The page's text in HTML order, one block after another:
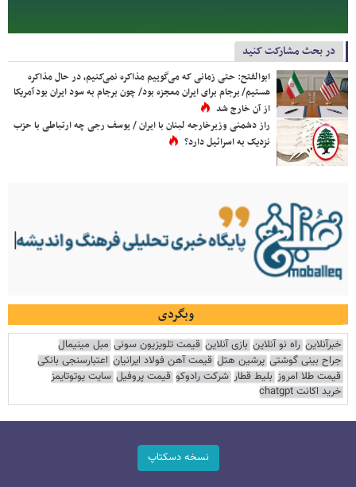
در بحث مشارکت کنید
ابوالفتح: حتی زمانی که می‌گوییم مذاکره نمی‌کنیم، در حال مذاکره
هستیم/ برجام برای ایران معجزه بود/ چون برجام به سود ایران بود آمریکا
از آن خارج شد
راز دشمنی وزیرخارجه لبنان با ایران / یوسف رجی چه ارتباطی با حزب
نزدیک به اسرائیل دارد؟
وبگردی
خبرآنلاین راه نو آنلاین بازی آنلاین قیمت تلویزیون سونی مبل مینیمال
جراح بینی گوشتی پرشین هتل قیمت آهن فولاد ایرانیان اعتبارسنجی بانکی
قیمت طلا امروز بلیط قطار شرکت رادوکو قیمت پروفیل سایت یوتوتایمز
خرید اکانت chatgpt
نسخه دسکتاپ